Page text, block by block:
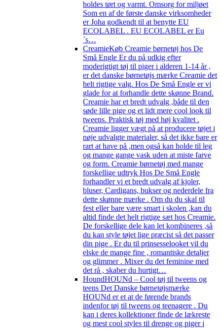
holdes tørt og varmt. Omsorg for miljøet
Som en af de første danske virksomheder
er Joha godkendt til at benytte EU
ECOLABEL . EU ECOLABEL er Eu
´s…
CreamieKøb Creamie børnetøj hos De
Små Engle Er du på udkig efter
moderigtigt tøj til piger i alderen 1-14 år ,
er det danske børnetøjs mærke Creamie det
helt rigtige valg. Hos De Små Engle er vi
glade for at forhandle dette skønne Brand.
Creamie har et bredt udvalg ,både til den
søde lille pige og et lidt mere cool look til
tweens. Praktisk tøj med høj kvalitet .
Creamie ligger vægt på at producere tøjet i
nøje udvalgte materialer, så det ikke bare er
rart at have på ,men også kan holde til leg
og mange gange vask uden at miste farve
og form. Creamie børnetøj med mange
forskellige udtryk Hos De Små Engle
forhandler vi et bredt udvalg af kjoler,
bluser, Cardigans, bukser og nederdele fra
dette skønne mærke . Om du du skal til
fest eller bare være smart i skolen ,kan du
altid finde det helt rigtige sæt hos Creamie.
De forskellige dele kan let kombineres ,så
du kan style tøjet lige præcist så det passer
din pige . Er du til prinsesselooket vil du
elske de mange fine , romantiske detaljer
og glimmer . Mixer du det feminine med
det rå , skaber du hurtigt…
HoundHOUNd – Cool tøj til tweens og
teens Det Danske børnetøjsmærke
HOUNd er et at de førende brands
indenfor tøj til tweens og teenagere . Du
kan i deres kollektioner finde de lækreste
og mest cool styles til drenge og piger i